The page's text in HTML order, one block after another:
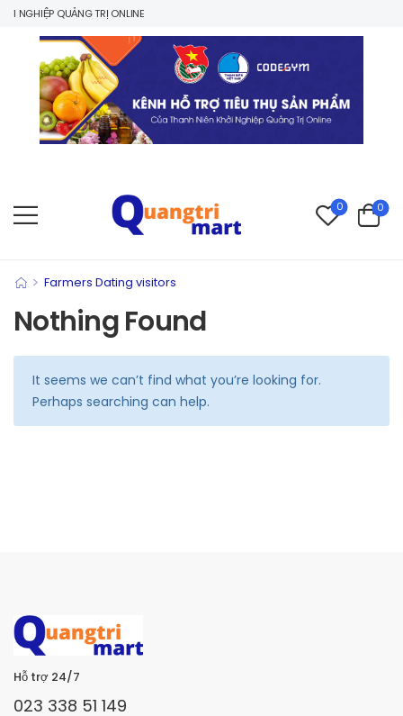
QUẢNG TRỊ ONLINE
0 0
> Farmers Dating visitors
Nothing Found
It seems we can’t find what you’re looking for.
Perhaps searching can help.
Hỗ trợ 24/7
023 338 51 149